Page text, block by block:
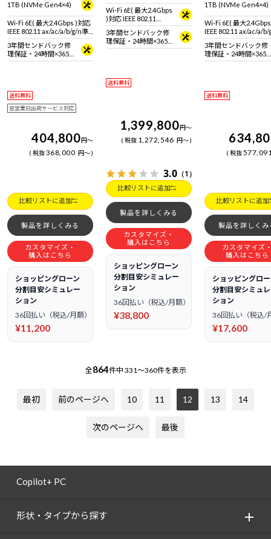
1TB (NVMe Gen4×4)
Wi-Fi 6E( 最大2.4Gbps )対応
IEEE 802.11 ax/ac/a/b/g/n準
拠 ＋ Bluetooth 5内蔵
3年間センドバック修
理保証・24時間×365
日電話サポート
送料無料
翌営業日出荷サービス対応
404,800円～
税抜368,000 円～
比較リストに追加
製品を詳しくみる
カスタマイズ・
購入はこちら
ショッピングローン
分割目安シミュレー
ション
36回払い（税込/月額）
¥11,200
Wi-Fi 6E( 最大2.4Gbps
)対応 IEEE 802.11
ax/ac/a/b/g/n準拠 ＋
Bluetooth 5内蔵
3年間センドバック修
理保証・24時間×365
日電話サポート
送料無料
1,399,800円～
税抜 1,272,546 円～
3.0 （1）
比較リストに追加
製品を詳しくみる
カスタマイズ・
購入はこちら
ショッピングローン
分割目安シミュレー
ション
36回払い（税込/月額）
¥38,800
1TB (NVMe Gen4×4)
Wi-Fi 6E( 最大
IEEE 802.11 ax/ac/a/
拠 ＋ Bluetooth 5内蔵
3年間センドバック修
理保証・24時間×365
日電話サポート
送料無料
税抜
比較リストに追加
製品を詳しくみ
カスタマイズ
購入はこちら
ショッピングロ
分割目安シミュ
ション
36回払い（税込/
¥17,600
全864件中 331～360件を表示
最初 前のページへ 10 11 12 13 14
次のページへ 最後
Copilot+ PC
形状・タイプから探す